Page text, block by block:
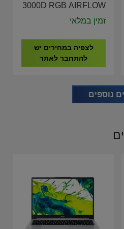
3000D RGB AIRFLOW
Mid Tower CASE
WW
זמין במלאי
לצפיה במחירים יש
להתחבר לאתר
נוספים